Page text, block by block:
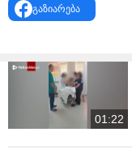
გაზიარება
01:22